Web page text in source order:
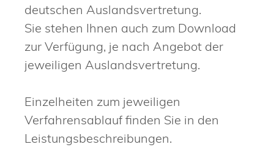
deutschen Auslandsvertretung.
Sie stehen Ihnen auch zum Download
zur Verfügung, je nach Angebot der
jeweiligen Auslandsvertretung.
Einzelheiten zum jeweiligen
Verfahrensablauf finden Sie in den
Leistungsbeschreibungen.